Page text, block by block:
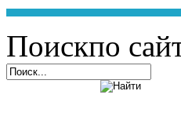
Поискпо